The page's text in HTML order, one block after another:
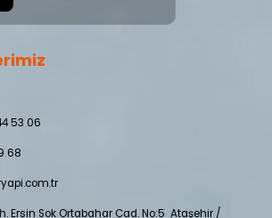
53 06
68
Ersin Sok Ortabahar Cad. No:5 Ataşehir /